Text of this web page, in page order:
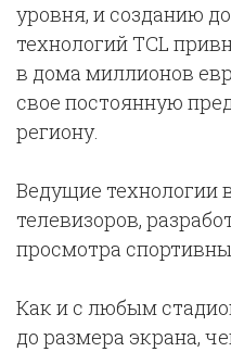
уровня, и созданию
технологий TCL
в дома миллионов
свое постоянную
региону.
Ведущие технологии
телевизоров,
просмотра
Как и с любым
до размера экрана,